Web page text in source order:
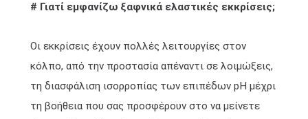
# Γιατί εμφανίζω ξαφνικά ελαστικές εκκρίσεις;
Οι εκκρίσεις έχουν πολλές λειτουργίες στον
κόλπο, από την προστασία απέναντι σε λοιμώξεις,
τη διασφάλιση ισορροπίας των επιπέδων pH μέχρι
τη βοήθεια που σας προσφέρουν στο να μείνετε